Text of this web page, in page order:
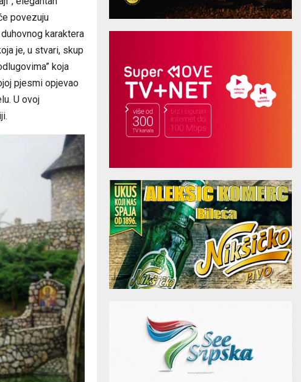
povezuju
karaktera
je, u stvari, skup
koja
pjesmi opjevao
U ovoj